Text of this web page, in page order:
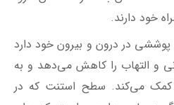
آزاد می‌شود. رها سازی این
یا پاسخ التهابی در بدن ایجاد
قابل جذب زیستی آزاد می‌شود
می‌شود.
خون است با آنتی بادی‌ها